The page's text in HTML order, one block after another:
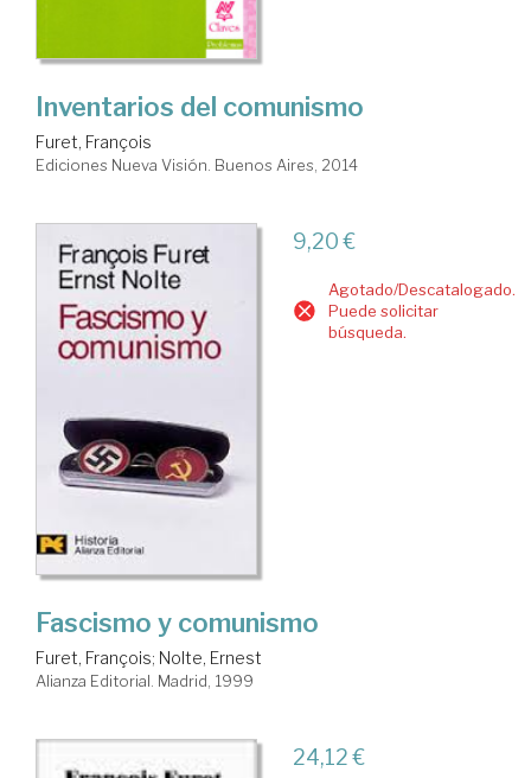
Inventarios del comunismo
Furet, François
Ediciones Nueva Visión. Buenos Aires, 2014
9,20 €
Agotado/Descatalogado.
Puede solicitar
búsqueda.
Fascismo y comunismo
Furet, François; Nolte, Ernest
Alianza Editorial. Madrid, 1999
24,12 €